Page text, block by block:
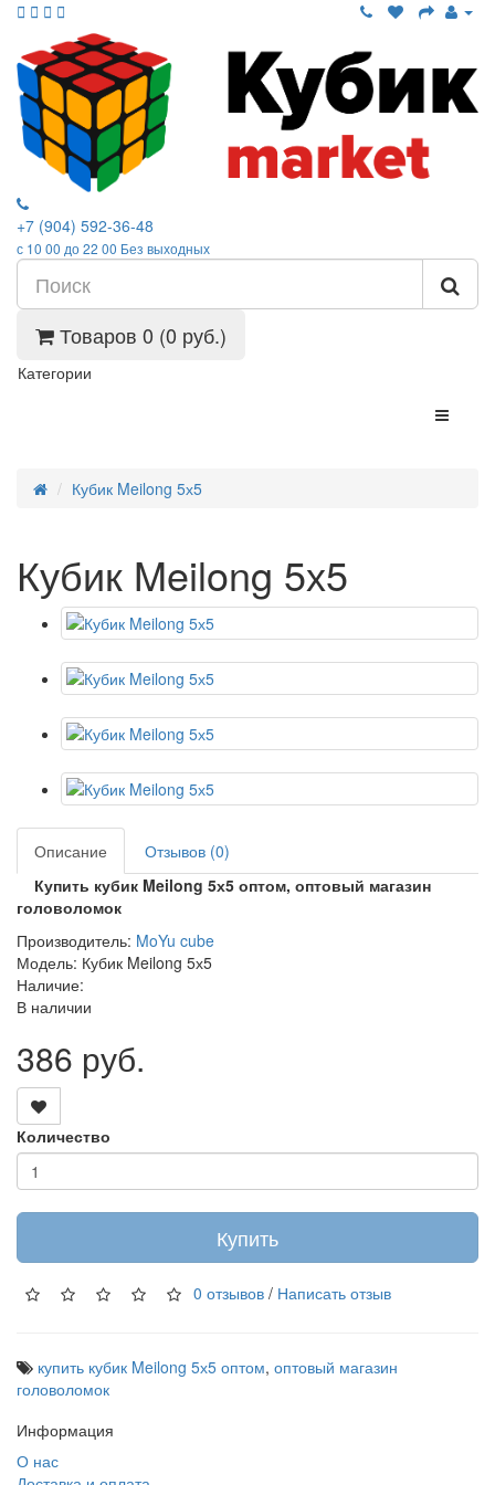
+7 (904) 592-36-48
с 10 00 до 22 00 Без выходных
Товаров 0 (0 руб.)
Категории
Кубик Meilong 5х5
Кубик Meilong 5х5
Описание
Отзывов (0)
Купить кубик Meilong 5х5 оптом, оптовый магазин
головоломок
Производитель: MoYu cube
Модель: Кубик Meilong 5х5
Наличие:
В наличии
386 руб.
Количество
Купить
0 отзывов / Написать отзыв
купить кубик Meilong 5х5 оптом, оптовый магазин
головоломок
Информация
О нас